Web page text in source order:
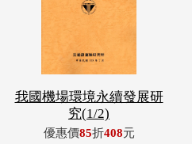
我國機場環境永續發展研
究(1/2)
優惠價85折408元